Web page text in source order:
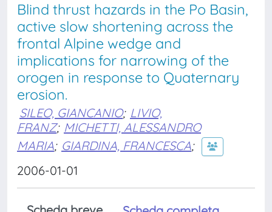
Blind thrust hazards in the Po Basin,
active slow shortening across the
frontal Alpine wedge and
implications for narrowing of the
orogen in response to Quaternary
erosion.
SILEO, GIANCANIO; LIVIO,
FRANZ; MICHETTI, ALESSANDRO
MARIA; GIARDINA, FRANCESCA;
2006-01-01